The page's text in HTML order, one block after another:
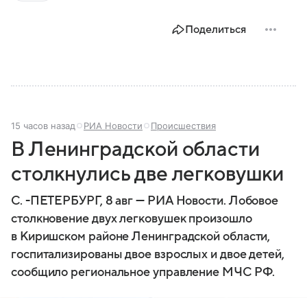
Поделиться
15 часов назад РИА Новости Происшествия
В Ленинградской области
столкнулись две легковушки
С. -ПЕТЕРБУРГ, 8 авг — РИА Новости. Лобовое
столкновение двух легковушек произошло
в Киришском районе Ленинградской области,
госпитализированы двое взрослых и двое детей,
сообщило региональное управление МЧС РФ.